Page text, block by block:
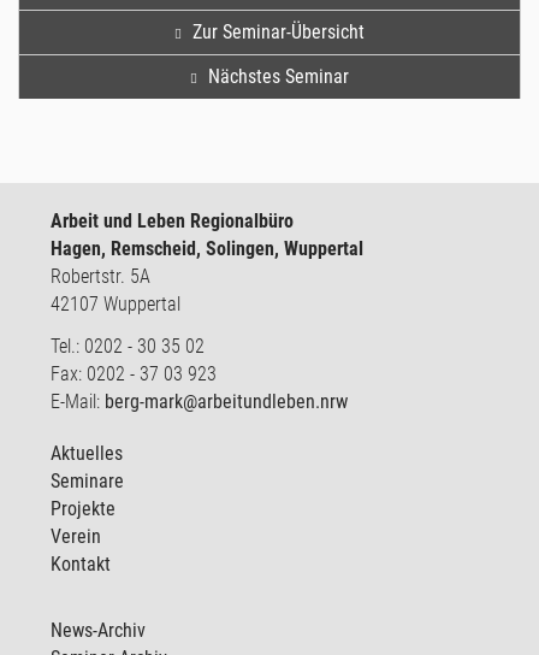
Zur Seminar-Übersicht
Nächstes Seminar
Arbeit und Leben Regionalbüro
Hagen, Remscheid, Solingen, Wuppertal
Robertstr. 5A
42107 Wuppertal
Tel.: 0202 - 30 35 02
Fax: 0202 - 37 03 923
E-Mail: berg-mark@arbeitundleben.nrw
Aktuelles
Seminare
Projekte
Verein
Kontakt
News-Archiv